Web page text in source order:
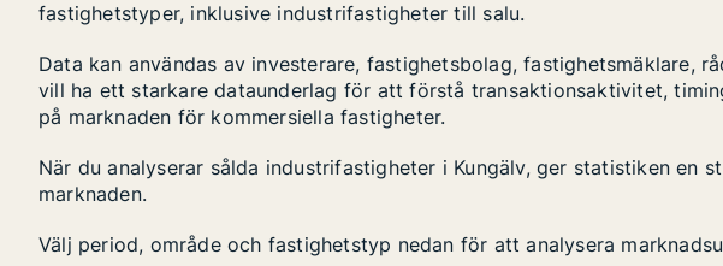
fastighetstyper, inklusive industrifastigheter till salu.
Data kan användas av investerare, fastighetsbolag, fastighetsmäklare,
vill ha ett starkare dataunderlag för att förstå transaktionsaktivitet,
på marknaden för kommersiella fastigheter.
När du analyserar sålda industrifastigheter i Kungälv, ger statistiken en
marknaden.
Välj period, område och fastighetstyp nedan för att analysera